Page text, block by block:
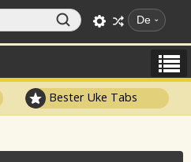
De
Bester Uke Tabs